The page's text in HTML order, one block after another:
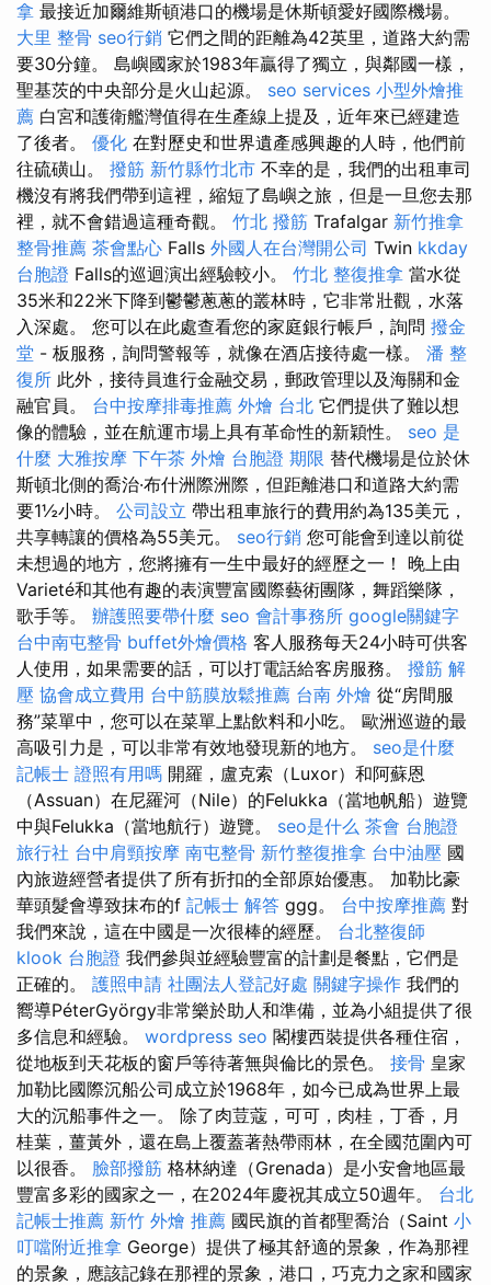
拿 最接近加爾維斯頓港口的機場是休斯頓愛好國際機場。
大里 整骨 seo行銷 它們之間的距離為42英里，道路大約需
要30分鐘。 島嶼國家於1983年贏得了獨立，與鄰國一樣，
聖基茨的中央部分是火山起源。 seo services 小型外燴推
薦 白宮和護衛艦灣值得在生產線上提及，近年來已經建造
了後者。 優化 在對歷史和世界遺產感興趣的人時，他們前
往硫磺山。 撥筋 新竹縣竹北市 不幸的是，我們的出租車司
機沒有將我們帶到這裡，縮短了島嶼之旅，但是一旦您去那
裡，就不會錯過這種奇觀。 竹北 撥筋 Trafalgar 新竹推拿
整骨推薦 茶會點心 Falls 外國人在台灣開公司 Twin kkday
台胞證 Falls的巡迴演出經驗較小。 竹北 整復推拿 當水從
35米和22米下降到鬱鬱蔥蔥的叢林時，它非常壯觀，水落
入深處。 您可以在此處查看您的家庭銀行帳戶，詢問 撥金
堂 - 板服務，詢問警報等，就像在酒店接待處一樣。 潘 整
復所 此外，接待員進行金融交易，郵政管理以及海關和金
融官員。 台中按摩排毒推薦 外燴 台北 它們提供了難以想
像的體驗，並在航運市場上具有革命性的新穎性。 seo 是
什麼 大雅按摩 下午茶 外燴 台胞證 期限 替代機場是位於休
斯頓北側的喬治·布什洲際洲際，但距離港口和道路大約需
要1½小時。 公司設立 帶出租車旅行的費用約為135美元，
共享轉讓的價格為55美元。 seo行銷 您可能會到達以前從
未想過的地方，您將擁有一生中最好的經歷之一！ 晚上由
Varieté和其他有趣的表演豐富國際藝術團隊，舞蹈樂隊，
歌手等。 辦護照要帶什麼 seo 會計事務所 google關鍵字
台中南屯整骨 buffet外燴價格 客人服務每天24小時可供客
人使用，如果需要的話，可以打電話給客房服務。 撥筋 解
壓 協會成立費用 台中筋膜放鬆推薦 台南 外燴 從“房間服
務”菜單中，您可以在菜單上點飲料和小吃。 歐洲巡遊的最
高吸引力是，可以非常有效地發現新的地方。 seo是什麼
記帳士 證照有用嗎 開羅，盧克索（Luxor）和阿蘇恩
（Assuan）在尼羅河（Nile）的Felukka（當地帆船）遊覽
中與Felukka（當地航行）遊覽。 seo是什么 茶會 台胞證
旅行社 台中肩頸按摩 南屯整骨 新竹整復推拿 台中油壓 國
內旅遊經營者提供了所有折扣的全部原始優惠。 加勒比豪
華頭髮會導致抹布的f 記帳士 解答 ggg。 台中按摩推薦 對
我們來說，這在中國是一次很棒的經歷。 台北整復師
klook 台胞證 我們參與並經驗豐富的計劃是餐點，它們是
正確的。 護照申請 社團法人登記好處 關鍵字操作 我們的
嚮導PéterGyörgy非常樂於助人和準備，並為小組提供了很
多信息和經驗。 wordpress seo 閣樓西裝提供各種住宿，
從地板到天花板的窗戶等待著無與倫比的景色。 接骨 皇家
加勒比國際沉船公司成立於1968年，如今已成為世界上最
大的沉船事件之一。 除了肉荳蔻，可可，肉桂，丁香，月
桂葉，薑黃外，還在島上覆蓋著熱帶雨林，在全國范圍內可
以很香。 臉部撥筋 格林納達（Grenada）是小安會地區最
豐富多彩的國家之一，在2024年慶祝其成立50週年。 台北
記帳士推薦 新竹 外燴 推薦 國民旗的首都聖喬治（Saint 小
叮噹附近推拿 George）提供了極其舒適的景象，作為那裡
的景象，應該記錄在那裡的景象，港口，巧克力之家和國家